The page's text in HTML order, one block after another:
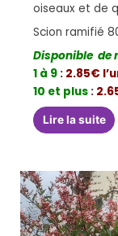
oiseaux et de
Scion ramifié
Disponible de
1 à 9 : 2.85€
10 et plus :
Lire la suite